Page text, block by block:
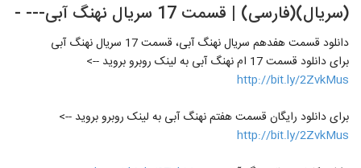
(سریال)(فارسی) | قسمت 17 سریال نهنگ آبی--- -
دانلود قسمت هفدهم سریال نهنگ آبی، قسمت 17 سریال نهنگ آبی
برای دانلود قسمت 17 ام نهنگ آبی به لینک روبرو بروید -->
http://bit.ly/2ZvkMus
برای دانلود رایگان قسمت هفتم نهنگ آبی به لینک روبرو بروید -->
http://bit.ly/2ZvkMus